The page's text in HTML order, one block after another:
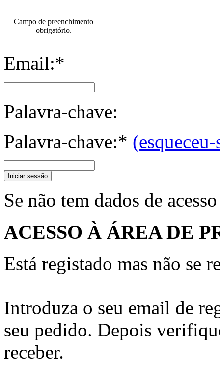
Campo de preenchimento
obrigatório.
Email:*
Palavra-chave:
Palavra-chave:* (esqueceu-
Iniciar sessão
Se não tem dados de
ACESSO À ÁREA DE
Está registado mas não se
Introduza o seu email de
seu pedido. Depois
receber.